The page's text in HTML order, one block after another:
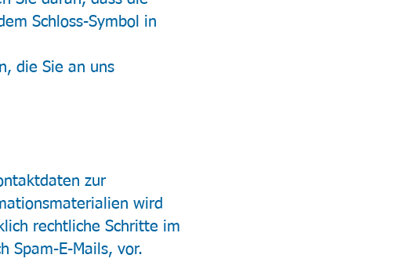
Schloss-Symbol in
die Sie an uns
zur
wird
rechtliche Schritte im
Spam-E-Mails, vor.